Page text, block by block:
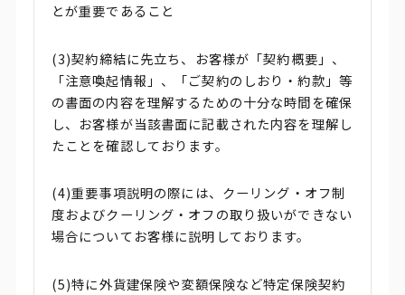
とが重要であること
(3)契約締結に先立ち、お客様が「契約概要」、
「注意喚起情報」、「ご契約のしおり・約款」等
の書面の内容を理解するための十分な時間を確保
し、お客様が当該書面に記載された内容を理解し
たことを確認しております。
(4)重要事項説明の際には、クーリング・オフ制
度およびクーリング・オフの取り扱いができない
場合についてお客様に説明しております。
(5)特に外貨建保険や変額保険など特定保険契約